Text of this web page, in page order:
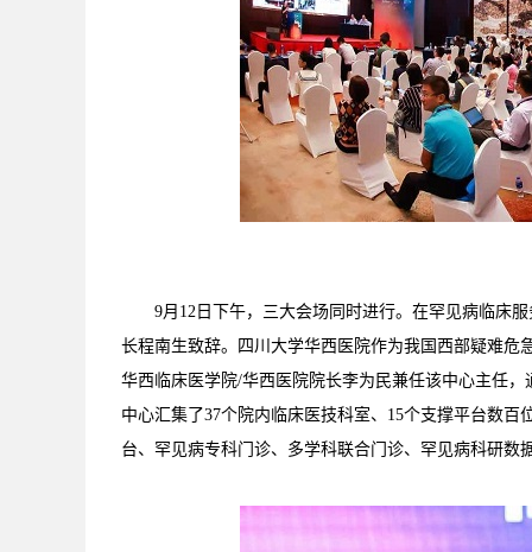
9月12日下午，三大会场同时进行。在罕见病临床
长程南生致辞。四川大学华西医院作为我国西部疑难危
华西临床医学院/华西医院院长李为民兼任该中心主任
中心汇集了37个院内临床医技科室、15个支撑平台数
台、罕见病专科门诊、多学科联合门诊、罕见病科研